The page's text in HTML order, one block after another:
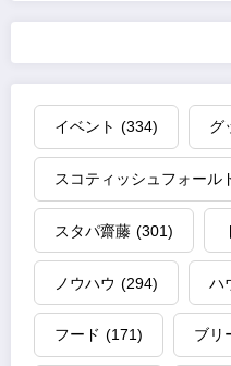
イベント (334) グ
スコティッシュフォール
スタパ齋藤 (301)
ノウハウ (294) ハ
フード (171) ブリ